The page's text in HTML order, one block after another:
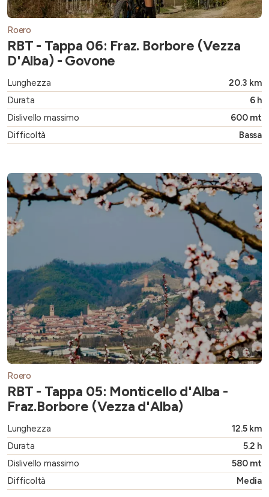
Roero
RBT - Tappa 06: Fraz. Borbore (Vezza
D'Alba) - Govone
Lunghezza
20.3 km
Durata
6 h
Dislivello massimo
600 mt
Difficoltà
Bassa
Roero
RBT - Tappa 05: Monticello d'Alba -
Fraz.Borbore (Vezza d'Alba)
Lunghezza
12.5 km
Durata
5.2 h
Dislivello massimo
580 mt
Difficoltà
Media